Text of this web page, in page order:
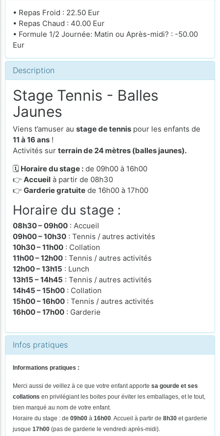
• Repas Froid : 22.50 Eur
• Repas Chaud : 40.00 Eur
• Formule 1/2 Journée: Matin ou Après-midi? : -50.00
Eur
Description
Stage Tennis - Balles
Jaunes
Viens t’amuser au stage de tennis pour les enfants de
11 à 16 ans !
Activités sur terrain de 24 mètres (balles jaunes).
🗓 Horaire du stage : de 09h00 à 16h00
👉 Accueil à partir de 08h30
👉 Garderie gratuite de 16h00 à 17h00
Horaire du stage :
08h30 – 09h00 : Accueil
09h00 – 10h30 : Tennis / autres activités
10h30 – 11h00 : Collation
11h00 – 12h00 : Tennis / autres activités
12h00 – 13h15 : Lunch
13h15 – 14h45 : Tennis / autres activités
14h45 – 15h00 : Collation
15h00 – 16h00 : Tennis / autres activités
16h00 – 17h00 : Garderie
Infos pratiques
Informations pratiques :
Merci aussi de veillez à ce que votre enfant apporte sa gourde et ses
collations en privilégiant les boites pour éviter les emballages, et le tout,
bien marqué au nom de votre enfant.
Horaire du stage : de 09h00 à 16h00. Accueil à partir de 8h30 et garderie
jusque 17h00 (pas de garderie le vendredi après-midi).